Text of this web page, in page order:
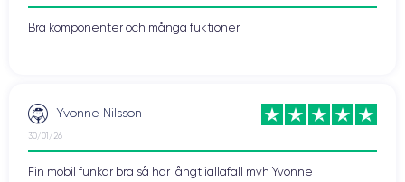
Bra komponenter och många fuktioner
Yvonne Nilsson
30/01/26
Fin mobil funkar bra så här långt iallafall mvh Yvonne